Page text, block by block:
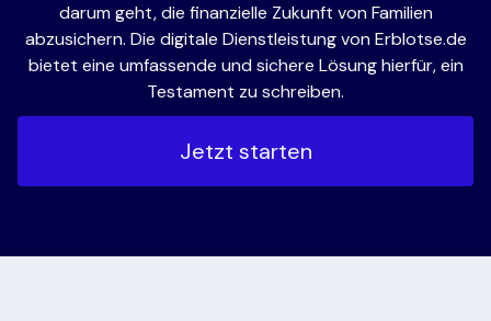
darum geht, die finanzielle Zukunft von Familien
abzusichern. Die digitale Dienstleistung von Erblotse.de
bietet eine umfassende und sichere Lösung hierfür, ein
Testament zu schreiben.
Jetzt starten